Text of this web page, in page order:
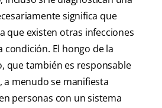
significa que
que existen otras infecciones
condición. El hongo de la
que también es responsable
a menudo se manifiesta
personas con un sistema